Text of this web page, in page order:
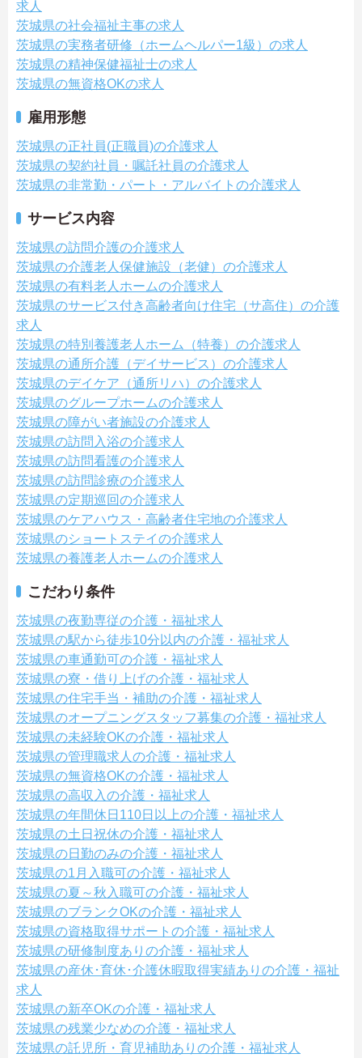
求人
茨城県の社会福祉主事の求人
茨城県の実務者研修（ホームヘルパー1級）の求人
茨城県の精神保健福祉士の求人
茨城県の無資格OKの求人
雇用形態
茨城県の正社員(正職員)の介護求人
茨城県の契約社員・嘱託社員の介護求人
茨城県の非常勤・パート・アルバイトの介護求人
サービス内容
茨城県の訪問介護の介護求人
茨城県の介護老人保健施設（老健）の介護求人
茨城県の有料老人ホームの介護求人
茨城県のサービス付き高齢者向け住宅（サ高住）の介護
求人
茨城県の特別養護老人ホーム（特養）の介護求人
茨城県の通所介護（デイサービス）の介護求人
茨城県のデイケア（通所リハ）の介護求人
茨城県のグループホームの介護求人
茨城県の障がい者施設の介護求人
茨城県の訪問入浴の介護求人
茨城県の訪問看護の介護求人
茨城県の訪問診療の介護求人
茨城県の定期巡回の介護求人
茨城県のケアハウス・高齢者住宅地の介護求人
茨城県のショートステイの介護求人
茨城県の養護老人ホームの介護求人
こだわり条件
茨城県の夜勤専従の介護・福祉求人
茨城県の駅から徒歩10分以内の介護・福祉求人
茨城県の車通勤可の介護・福祉求人
茨城県の寮・借り上げの介護・福祉求人
茨城県の住宅手当・補助の介護・福祉求人
茨城県のオープニングスタッフ募集の介護・福祉求人
茨城県の未経験OKの介護・福祉求人
茨城県の管理職求人の介護・福祉求人
茨城県の無資格OKの介護・福祉求人
茨城県の高収入の介護・福祉求人
茨城県の年間休日110日以上の介護・福祉求人
茨城県の土日祝休の介護・福祉求人
茨城県の日勤のみの介護・福祉求人
茨城県の1月入職可の介護・福祉求人
茨城県の夏～秋入職可の介護・福祉求人
茨城県のブランクOKの介護・福祉求人
茨城県の資格取得サポートの介護・福祉求人
茨城県の研修制度ありの介護・福祉求人
茨城県の産休･育休･介護休暇取得実績ありの介護・福祉
求人
茨城県の新卒OKの介護・福祉求人
茨城県の残業少なめの介護・福祉求人
茨城県の託児所・育児補助ありの介護・福祉求人